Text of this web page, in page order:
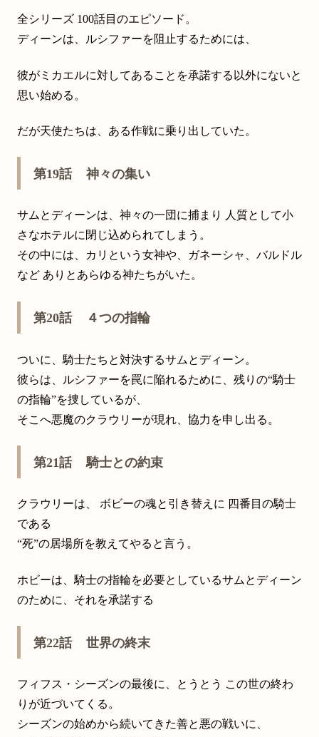
全シリーズ 100話目のエピソード。
ディーンは、ルシファーを阻止するためには、
彼がミカエルに対してあることを承諾する以外にないと
思い始める。
だが天使たちは、ある作戦に乗り出していた。
第19話 神々の集い
サムとディーンは、神々の一団に捕まり 人質として小
さなホテルに閉じ込められてしまう。
その中には、カリという女神や、ガネーシャ、バルドル
など ありとあらゆる神たちがいた。
第20話 ４つの指輪
ついに、騎士たちと対決するサムとディーン。
彼らは、ルシファーを罠に陥れるために、残りの“騎士
の指輪”を捜しているが、
そこへ悪魔のクラウリーが現れ、協力を申し出る。
第21話 騎士との約束
クラウリーは、 ボビーの魂と引き替えに 四番目の騎士
である
“死”の居場所を教えてやると言う。
ホビーは、騎士の指輪を必要としているサムとディーン
のために、それを承諾する
第22話 世界の終末
フィフス・シーズンの最後に、とうとう この世の終わ
りが近づいてくる。
シーズンの始めから続いてきた善と悪の戦いに、